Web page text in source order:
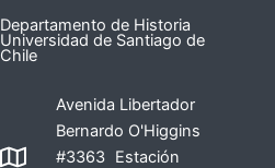
Departamento de Historia
Universidad de Santiago de
Chile
Avenida Libertador
Bernardo O'Higgins
#3363 Estación